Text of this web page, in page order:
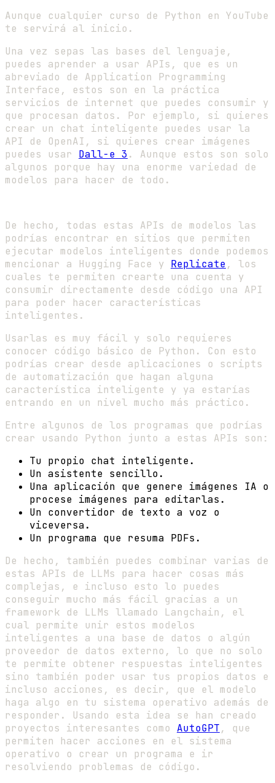
Aunque cualquier curso de Python en YouTube
te servirá al inicio.
Una vez sepas las bases del lenguaje,
puedes aprender a usar APIs, que es un
abreviado de Application Programming
Interface, estos son en la práctica
servicios de internet que puedes consumir y
que procesan datos. Por ejemplo, si quieres
crear un chat inteligente puedes usar la
API de OpenAI, si quieres crear imágenes
puedes usar Dall-e 3. Aunque estos son solo
algunos porque hay una enorme variedad de
modelos para hacer de todo.
De hecho, todas estas APIs de modelos las
podrías encontrar en sitios que permiten
ejecutar modelos inteligentes donde podemos
mencionar a Hugging Face y Replicate, los
cuales te permiten crearte una cuenta y
consumir directamente desde código una API
para poder hacer características
inteligentes.
Usarlas es muy fácil y solo requieres
conocer código básico de Python. Con esto
podrías crear desde aplicaciones o scripts
de automatización que hagan alguna
característica inteligente y ya estarías
entrando en un nivel mucho más práctico.
Entre algunos de los programas que podrías
crear usando Python junto a estas APIs son:
Tu propio chat inteligente.
Un asistente sencillo.
Una aplicación que genere imágenes IA o
procese imágenes para editarlas.
Un convertidor de texto a voz o
viceversa.
Un programa que resuma PDFs.
De hecho, también puedes combinar varias de
estas APIs de LLMs para hacer cosas más
complejas, e incluso esto lo puedes
conseguir mucho más fácil gracias a un
framework de LLMs llamado Langchain, el
cual permite unir estos modelos
inteligentes a una base de datos o algún
proveedor de datos externo, lo que no solo
te permite obtener respuestas inteligentes
sino también poder usar tus propios datos e
incluso acciones, es decir, que el modelo
haga algo en tu sistema operativo además de
responder. Usando esta idea se han creado
proyectos interesantes como AutoGPT, que
permiten hacer acciones en el sistema
operativo o crear un programa e ir
resolviendo problemas de código.